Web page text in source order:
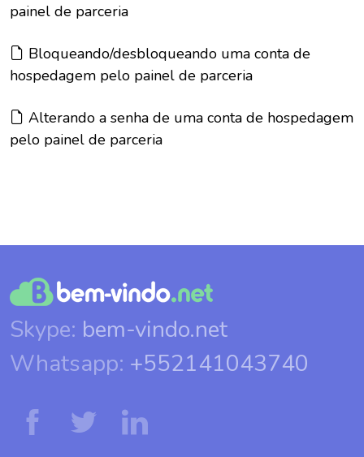
painel de parceria
Artigo:
Bloqueando/desbloqueando uma conta de
hospedagem pelo painel de parceria
Artigo:
Alterando a senha de uma conta de hospedagem
pelo painel de parceria
Skype: bem-vindo.net
Whatsapp: +552141043740